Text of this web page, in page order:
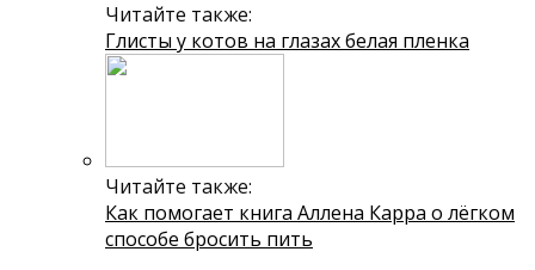
Читайте также:
Глисты у котов на глазах белая пленка
Читайте также:
Как помогает книга Аллена Карра о лёгком
способе бросить пить